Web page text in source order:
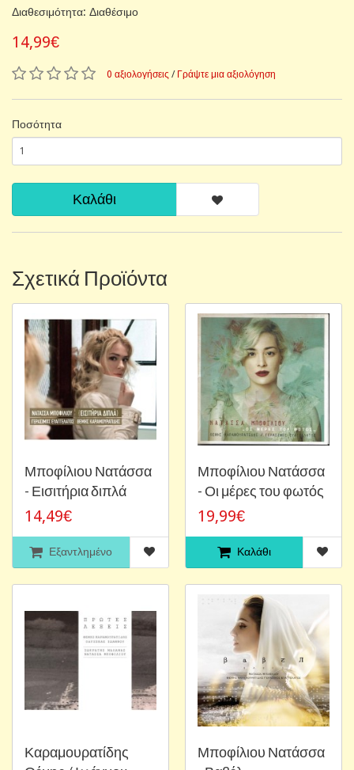
Διαθεσιμότητα: Διαθέσιμο
14,99€
0 αξιολογήσεις / Γράψτε μια αξιολόγηση
Ποσότητα
Καλάθι
Σχετικά Προϊόντα
Μποφίλιου Νατάσσα
- Εισιτήρια διπλά
14,49€
Εξαντλημένο
Μποφίλιου Νατάσσα
- Οι μέρες του φωτός
19,99€
Καλάθι
Καραμουρατίδης
Μποφίλιου Νατάσσα